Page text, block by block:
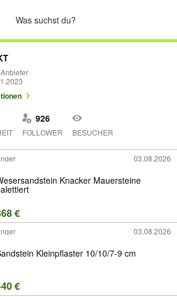
926
FOLLOWER BESUCHER
03.08.2026
Knacker Mauersteine
€
03.08.2026
Kleinpflaster 10/10/7-9 cm
€